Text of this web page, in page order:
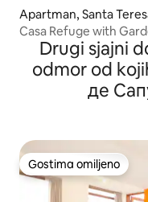
Apartman, Santa
Casa Refuge with
Drugi sjajni
odmor od
де
Gostima omiljeno
Gostima omiljeno